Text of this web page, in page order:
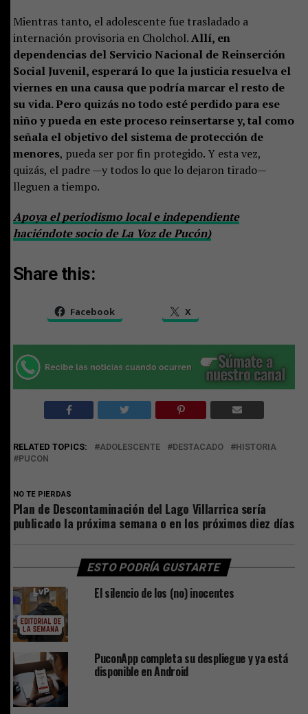
Mientras tanto, el adolescente fue trasladado a
internación provisoria en Cholchol.Allí, en
dependencias del Servicio Nacional de Reinserción
Social Juvenil, esperará lo que la justicia resuelva el
viernes en una causa que podría marcar el resto de
su vida. Pero quizás no todo esté perdido para ese
niño y pueda en este proceso reinsertarse y, tal como
señala el objetivo del sistema de protección de
menores, pueda ser por fin protegido. Y esta vez,
quizás, el padre —y todos lo que lo dejaron tirado—
lleguen a tiempo.
Apoya el periodismo local e independiente
haciéndote socio de La Voz de Pucón)
Share this:
Facebook X
RELATED TOPICS: ADOLESCENTE DESTACADO
HISTORIA
PUCON
NO TE PIERDAS
Plan de Descontaminación del Lago Villarrica sería
publicado la próxima semana o en los próximos diez días
ESTO PODRÍA GUSTARTE
El silencio de los (no) inocentes
PuconApp completa su despliegue y ya está
disponible en Android